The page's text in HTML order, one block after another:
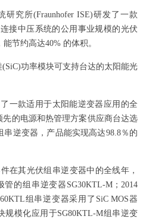
究所(Fraunhofer ISE)研发了一款
接中压系统的公用事业规模的光伏
节约高达40% 的体积。
功率模块可支持台达的太阳能光
款适用于太阳能逆变器应用的全
的电源和热管理方案供应商台达选
逆变器，产品能实现高达98.8％的
其光伏组串逆变器中的全线年，
的组串逆变器SG30KTL-M；2014
组串逆变器采用了SiC MOS器
规模化应用于SG80KTL-M组串逆变